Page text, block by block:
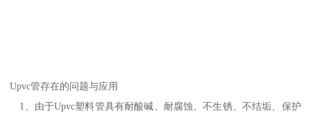
Upvc管存在的问题与应用
1、由于Upvc塑料管具有耐酸碱、耐腐蚀、不生锈、不结垢、保护